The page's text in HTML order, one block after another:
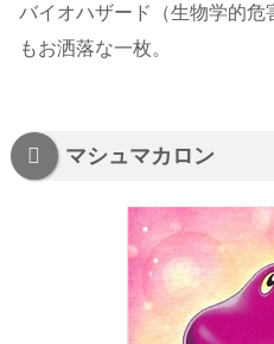
バイオハザード（生物学的
もお洒落な一枚。
マシュマカロン